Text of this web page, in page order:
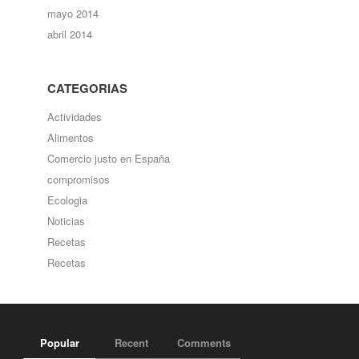
mayo 2014
abril 2014
CATEGORIAS
Actividades
Alimentos
Comercio justo en España
compromisos
Ecologia
Noticias
Recetas
Recetas
Popular Recent Comments